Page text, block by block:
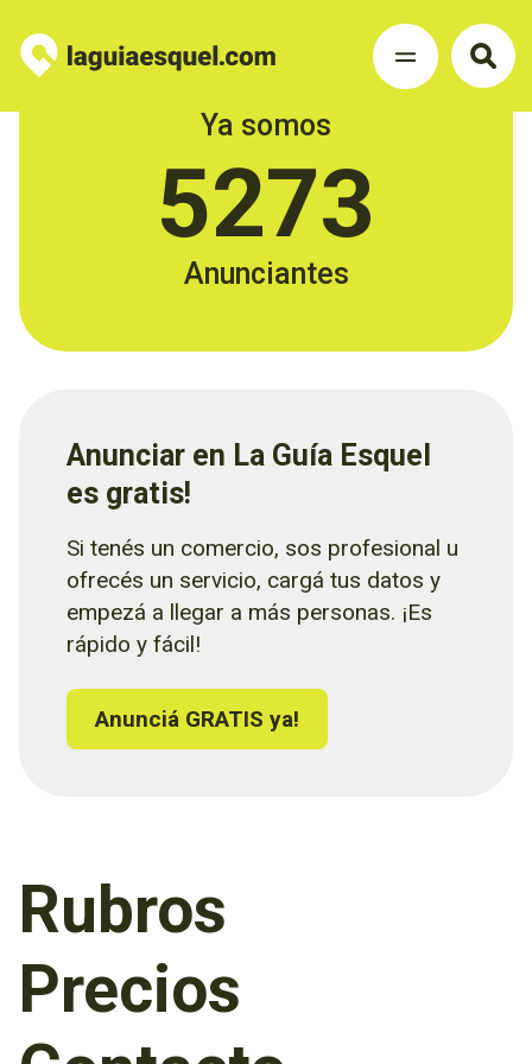
Ya somos
5273
Anunciantes
Anunciar en La Guía Esquel
es gratis!
Si tenés un comercio, sos profesional u
ofrecés un servicio, cargá tus datos y
empezá a llegar a más personas. ¡Es
rápido y fácil!
Anunciá GRATIS ya!
Rubros
Precios